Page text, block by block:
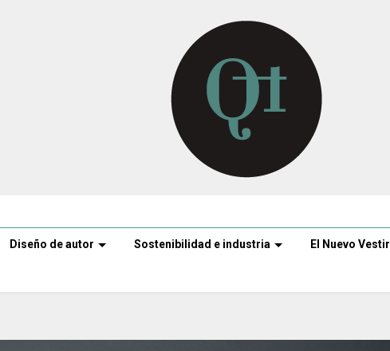
Diseño de autor Sostenibilidad e industria El Nuevo Vestir